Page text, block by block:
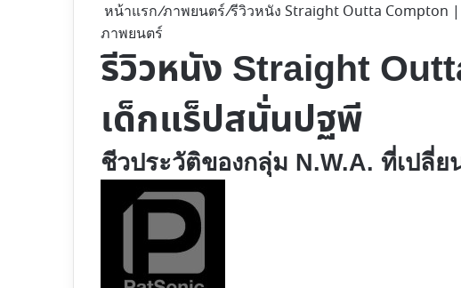
หน้าแรก/ภาพยนตร์/รีวิวหนัง Straight Outta Compton
ภาพยนตร์
รีวิวหนัง Straight
เด็กแร็ปสนั่นปฐพี
ชีวประวัติของกลุ่ม N.W.A. ที่เปลี่ย